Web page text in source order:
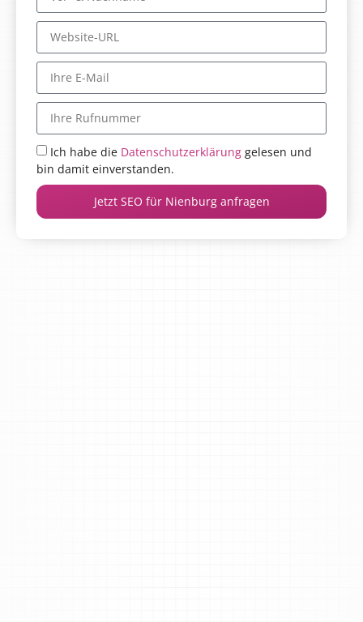
Ich habe die Datenschutzerklärung gelesen und
bin damit einverstanden.
Jetzt SEO für Nienburg anfragen